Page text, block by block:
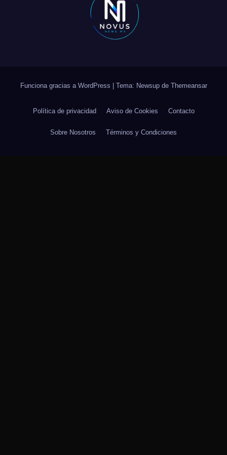
Funciona gracias a WordPress Tema: Newsup de Themeansar
Política de privacidad Aviso de Cookies Contacto
Sobre Nosotros Términos y Condiciones